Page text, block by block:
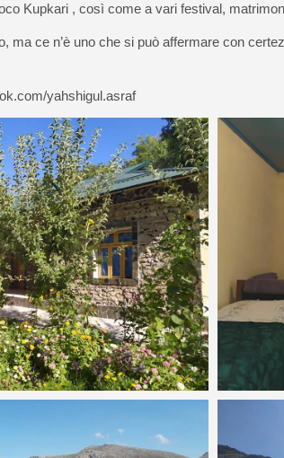
Kupkari , così come a vari festival,
ma ce n’è uno che si può affermare con
yahshigul.asraf